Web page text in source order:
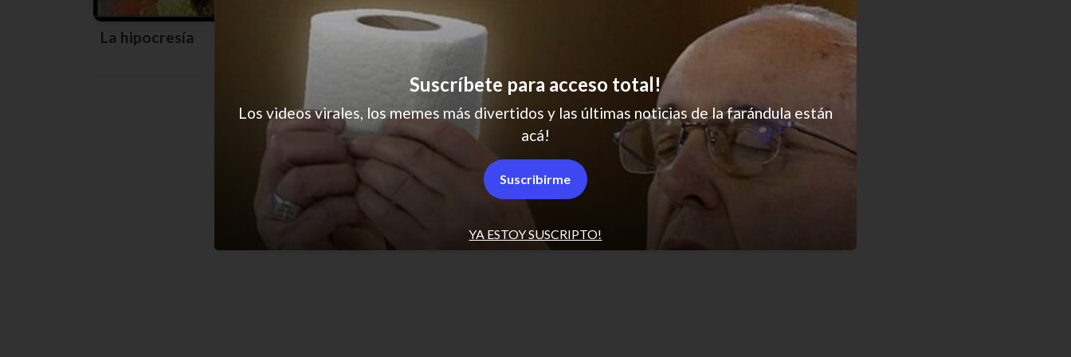
La hipocresía
SCROLL PARA MÁS NOTICIAS
Políticas de Privacidad
YA ESTOY SUSCRIPTO!
Suscríbete para acceso total!
Los videos virales, los memes más divertidos y las últimas noticias de la farándula están
acá!
Suscribirme